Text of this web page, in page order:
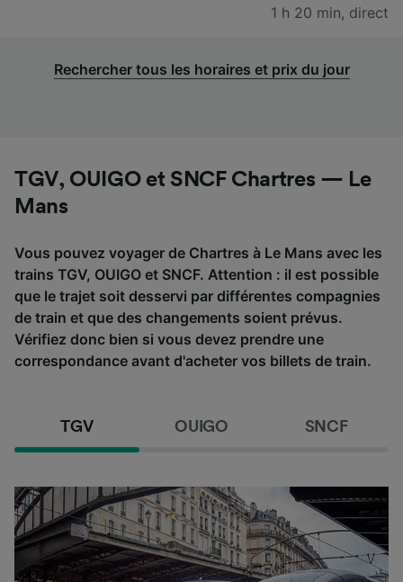
1 h 20 min, direct
Rechercher tous les horaires et prix du jour
TGV, OUIGO et SNCF Chartres — Le
Mans
Vous pouvez voyager de Chartres à Le Mans avec les
trains TGV, OUIGO et SNCF. Attention : il est possible
que le trajet soit desservi par différentes compagnies
de train et que des changements soient prévus.
Vérifiez donc bien si vous devez prendre une
correspondance avant d'acheter vos billets de train.
TGV OUIGO SNCF